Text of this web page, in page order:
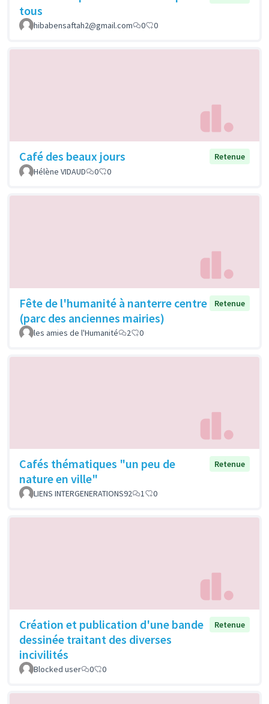
tous
hibabensaftah2@gmail.com 0 0
Café des beaux jours
Retenue
Hélène VIDAUD
0 0
Fête de l'humanité à nanterre centre
(parc des anciennes mairies)
Retenue
les amies de l'Humanité 2 0
Cafés thématiques "un peu de
nature en ville"
Retenue
LIENS INTERGENERATIONS92 1 0
Création et publication d'une bande
dessinée traitant des diverses
incivilités
Retenue
Blocked user 0 0